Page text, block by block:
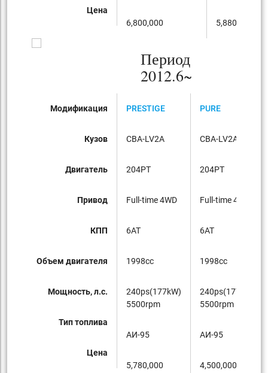
Цена
6,800,000 5,880,000
Период
2012.6~
Модификация
Кузов
Двигатель
Привод
КПП
Объем двигателя
Мощность, л.с.
Тип топлива
Цена
PRESTIGE
CBA-LV2A
204PT
Full-time 4WD
6AT
1998cc
240ps(177kW)
5500rpm
AИ-95
5,780,000
PURE
CBA-LV2A
204PT
Full-time 4WD
6AT
1998cc
240ps(177kW)
5500rpm
AИ-95
4,500,000